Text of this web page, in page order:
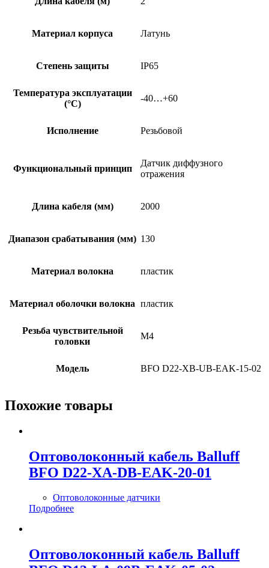
Материал корпуса Латунь
Степень защиты IP65
Температура эксплуатации
(°C)
-40…+60
Исполнение Резьбовой
Функциональный принцип
Датчик диффузного
отражения
Длина кабеля (мм) 2000
Диапазон срабатывания (мм) 130
Материал волокна пластик
Материал оболочки волокна пластик
Резьба чувствительной
головки
M4
Модель BFO D22-XB-UB-EAK-15-02
Похожие товары
Оптоволоконный кабель Balluff
BFO D22-XA-DB-EAK-20-01
Оптоволоконные датчики
Подробнее
Оптоволоконный кабель Balluff